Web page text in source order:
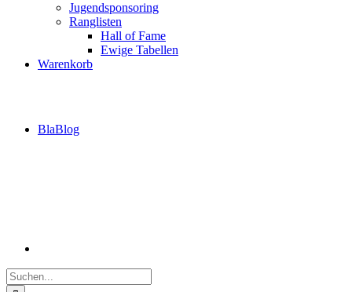
Jugendsponsoring
Ranglisten
Hall of Fame
Ewige Tabellen
Warenkorb
BlaBlog
Suche
nach: